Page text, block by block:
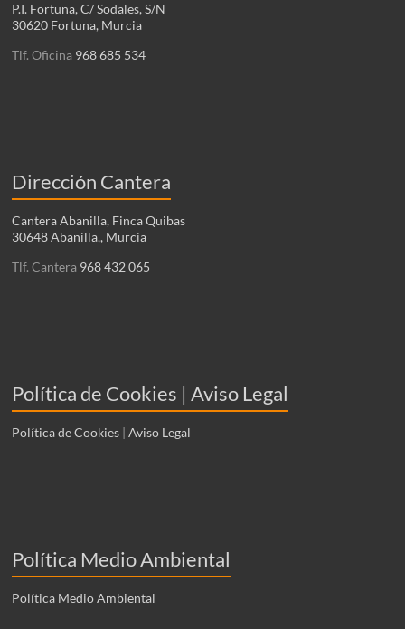
P.I. Fortuna, C/ Sodales, S/N
30620 Fortuna, Murcia
Tlf. Oficina 968 685 534
Dirección Cantera
Cantera Abanilla, Finca Quibas
30648 Abanilla,, Murcia
Tlf. Cantera 968 432 065
Política de Cookies | Aviso Legal
Política de Cookies |Aviso Legal
Política Medio Ambiental
Política Medio Ambiental